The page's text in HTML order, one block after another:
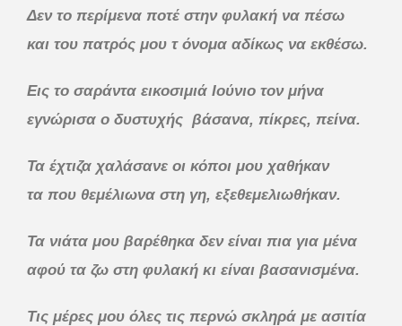
Δεν το περίμενα ποτέ στην φυλακή να πέσω
και του πατρός μου τ όνομα αδίκως να εκθέσω.
Εις το σαράντα εικοσιμιά Ιούνιο τον μήνα
εγνώρισα ο δυστυχής βάσανα, πίκρες, πείνα.
Τα έχτιζα χαλάσανε οι κόποι μου χαθήκαν
τα που θεμέλιωνα στη γη, εξεθεμελιωθήκαν.
Τα νιάτα μου βαρέθηκα δεν είναι πια για μένα
αφού τα ζω στη φυλακή κι είναι βασανισμένα.
Τις μέρες μου όλες τις περνώ σκληρά με ασιτία